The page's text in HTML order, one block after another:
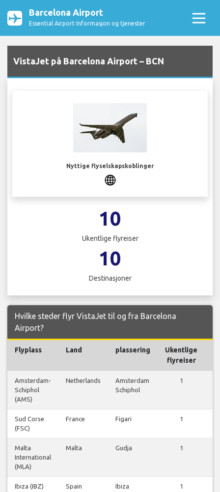
Barcelona Airport
Essential Airport Informasjon og tjenester
VistaJet på Barcelona Airport – BCN
Nyttige flyselskapskoblinger
10
Ukentlige flyreiser
10
Destinasjoner
Hvilke steder flyr VistaJet til og fra Barcelona
Airport?
Flyplass Land plassering
Ukentlige
flyreiser
Amsterdam-
Schiphol
(AMS)
Netherlands
Amsterdam
Schiphol
1
Sud Corse
(FSC)
France Figari
1
Malta
International
(MLA)
Malta Gudja
1
Ibiza (IBZ) Spain Ibiza
1